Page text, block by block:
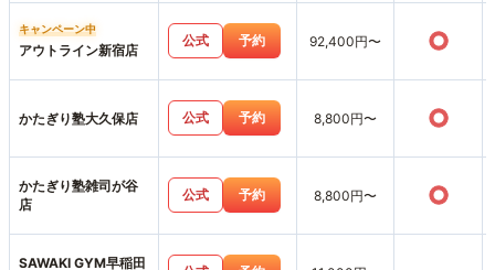
キャンペーン中
アウトライン新宿店
公式 予約 92,400円〜 ○
かたぎり塾大久保店 公式 予約 8,800円〜 ○
かたぎり塾雑司が谷
店
公式 予約 8,800円〜 ○
SAWAKI GYM早稲田